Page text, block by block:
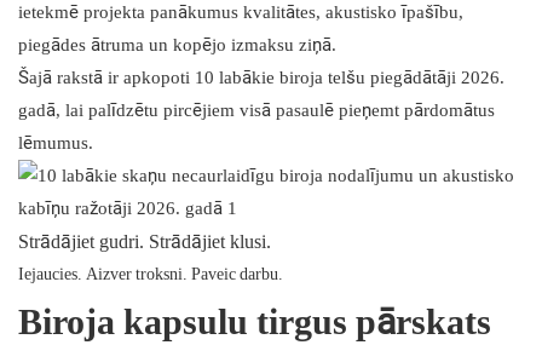
ietekmē projekta panākumus kvalitātes, akustisko īpašību,
piegādes ātruma un kopējo izmaksu ziņā.
Šajā rakstā ir apkopoti 10 labākie biroja telšu piegādātāji 2026.
gadā, lai palīdzētu pircējiem visā pasaulē pieņemt pārdomātus
lēmumus.
Strādājiet gudri. Strādājiet klusi.
Iejaucies. Aizver troksni. Paveic darbu.
Biroja kapsulu tirgus pārskats